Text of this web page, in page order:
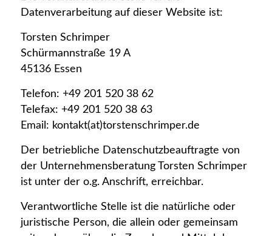
Datenverarbeitung auf dieser Website ist:
Torsten Schrimper
Schürmannstraße 19 A
45136 Essen
Telefon: +49 201 520 38 62
Telefax: +49 201 520 38 63
Email: kontakt(at)torstenschrimper.de
Der betriebliche Datenschutzbeauftragte von
der Unternehmensberatung Torsten Schrimper
ist unter der o.g. Anschrift, erreichbar.
Verantwortliche Stelle ist die natürliche oder
juristische Person, die allein oder gemeinsam